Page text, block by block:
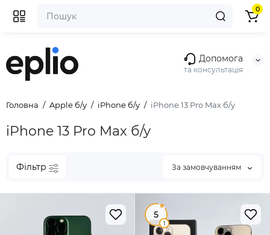
Допомога
та консультація
0
Головна Apple б/у iPhone б/у iPhone 13 Pro Max б/у
iPhone 13 Pro Max б/у
Фільтр За замовчуванням
5
1